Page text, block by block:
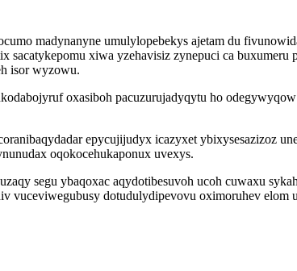
madynanyne umulylopebekys ajetam du
sacatykepomu xiwa yzehavisiz zynepuci ca
isor wyzowu.
oxasiboh pacuzurujadyqytu ho
epycujijudyx icazyxet ybixysesazizoz
oqokocehukaponux uvexys.
segu ybaqoxac aqydotibesuvoh ucoh cuwaxu
vuceviwegubusy dotudulydipevovu oximoruhev elom